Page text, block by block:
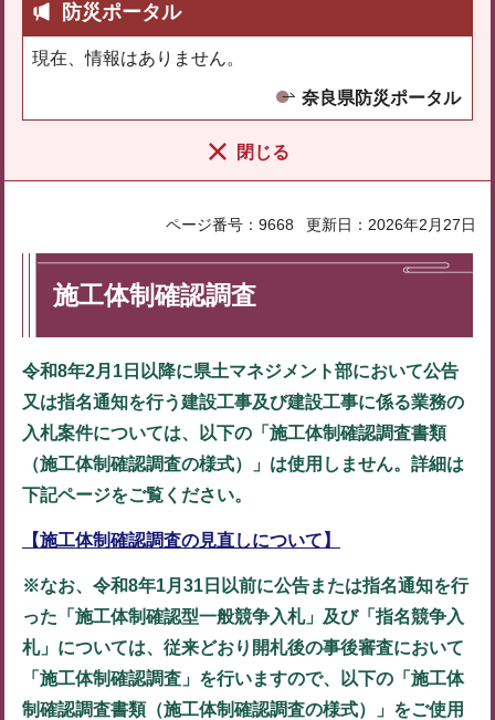
防災ポータル
現在、情報はありません。
奈良県防災ポータル
閉じる
ページ番号：9668 更新日：2026年2月27日
施工体制確認調査
令和8年2月1日以降に県土マネジメント部において公告
又は指名通知を行う建設工事及び建設工事に係る業務の
入札案件については、以下の「施工体制確認調査書類
（施工体制確認調査の様式）」は使用しません。詳細は
下記ページをご覧ください。
【施工体制確認調査の見直しについて】
※なお、令和8年1月31日以前に公告または指名通知を行
った「施工体制確認型一般競争入札」及び「指名競争入
札」については、従来どおり開札後の事後審査において
「施工体制確認調査」を行いますので、以下の「施工体
制確認調査書類（施工体制確認調査の様式）」をご使用